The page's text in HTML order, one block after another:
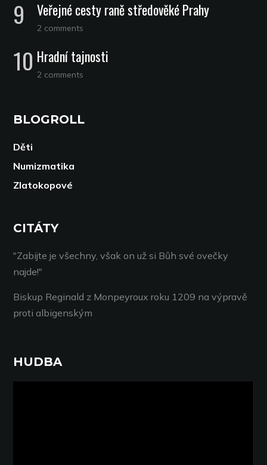
Veřejné cesty raně středověké Prahy
2 comments
Hradní tajnosti
2 comments
BLOGROLL
Děti
Numizmatika
Zlatokopové
CITÁTY
"Zabijte je všechny, však on už si Bůh své ovečky
najde!"
Biskup Reginald z Monpeyroux roku 1209 na výpravě
proti albigenským
HUDBA